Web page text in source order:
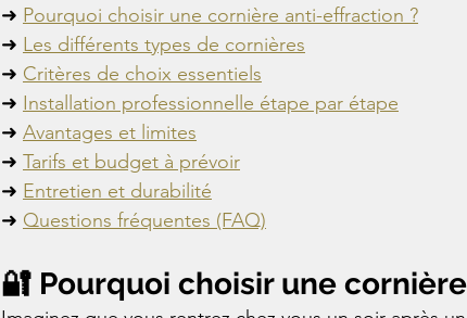
➜ Pourquoi choisir une cornière anti-effraction ?
➜ Les différents types de cornières
➜ Critères de choix essentiels
➜ Installation professionnelle étape par étape
➜ Avantages et limites
➜ Tarifs et budget à prévoir
➜ Entretien et durabilité
➜ Questions fréquentes (FAQ)
🔐 Pourquoi choisir une